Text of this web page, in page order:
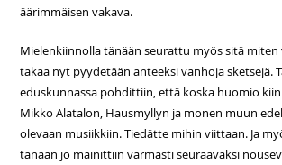
äärimmäisen vakava.
Mielenkiinnolla tänään seurattu myös sitä
takaa nyt pyydetään anteeksi vanhoja sketsejä.
eduskunnassa pohdittiin, että koska huomio
Mikko Alatalon, Hausmyllyn ja monen muun
olevaan musiikkiin. Tiedätte mihin viittaan. Ja
tänään jo mainittiin varmasti seuraavaksi